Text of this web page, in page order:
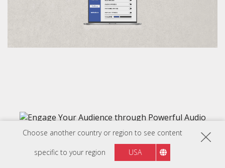
Choose another country or region to see content
specific to your region USA
Intégration flexible avec les systèmes
de contrôle Novastar